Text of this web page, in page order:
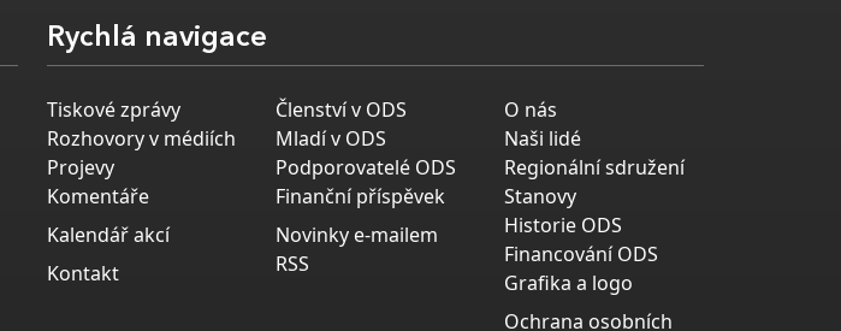
Rychlá navigace
Tiskové zprávy
Rozhovory v médiích
Projevy
Komentáře
Kalendář akcí
Kontakt
Členství v ODS
Mladí v ODS
Podporovatelé ODS
Finanční příspěvek
Novinky e-mailem
RSS
O nás
Naši lidé
Regionální sdružení
Stanovy
Historie ODS
Financování ODS
Grafika a logo
Ochrana osobních